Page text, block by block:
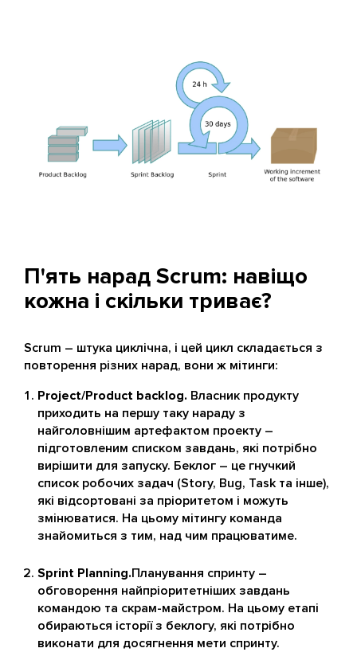
П'ять нарад Scrum: навіщо
кожна і скільки триває?
Scrum – штука циклічна, і цей цикл складається з
повторення різних нарад, вони ж мітинги:
Project/Product backlog. Власник продукту
приходить на першу таку нараду з
найголовнішим артефактом проекту –
підготовленим списком завдань, які потрібно
вирішити для запуску. Беклог – це гнучкий
список робочих задач (Story, Bug, Task та інше),
які відсортовані за пріоритетом і можуть
змінюватися. На цьому мітингу команда
знайомиться з тим, над чим працюватиме.
Sprint Planning.Планування спринту –
обговорення найпріоритетніших завдань
командою та скрам-майстром. На цьому етапі
обираються історії з беклогу, які потрібно
виконати для досягнення мети спринту.